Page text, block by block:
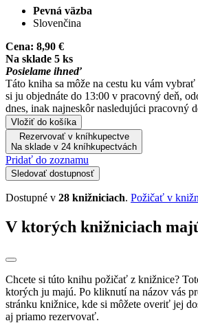
Pevná väzba
Slovenčina
Cena: 8,90 €
Na sklade 5 ks
Posielame ihneď
Táto kniha sa môže na cestu ku vám
si ju objednáte do 13:00 v pracovný deň,
dnes, inak najneskôr nasledujúci pracovný
Vložiť do košíka
Rezervovať v kníhkupectve
Na sklade v 24 kníhkupectvách
Pridať do zoznamu
Sledovať dostupnosť
Dostupné v 28 knižniciach. Požičať v
V ktorých knižniciach
Chcete si túto knihu požičať z knižnice?
ktorých ju majú. Po kliknutí na názov vás
stránku knižnice, kde si môžete overiť jej
aj priamo rezervovať.